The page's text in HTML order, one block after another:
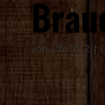
von alte7012 |